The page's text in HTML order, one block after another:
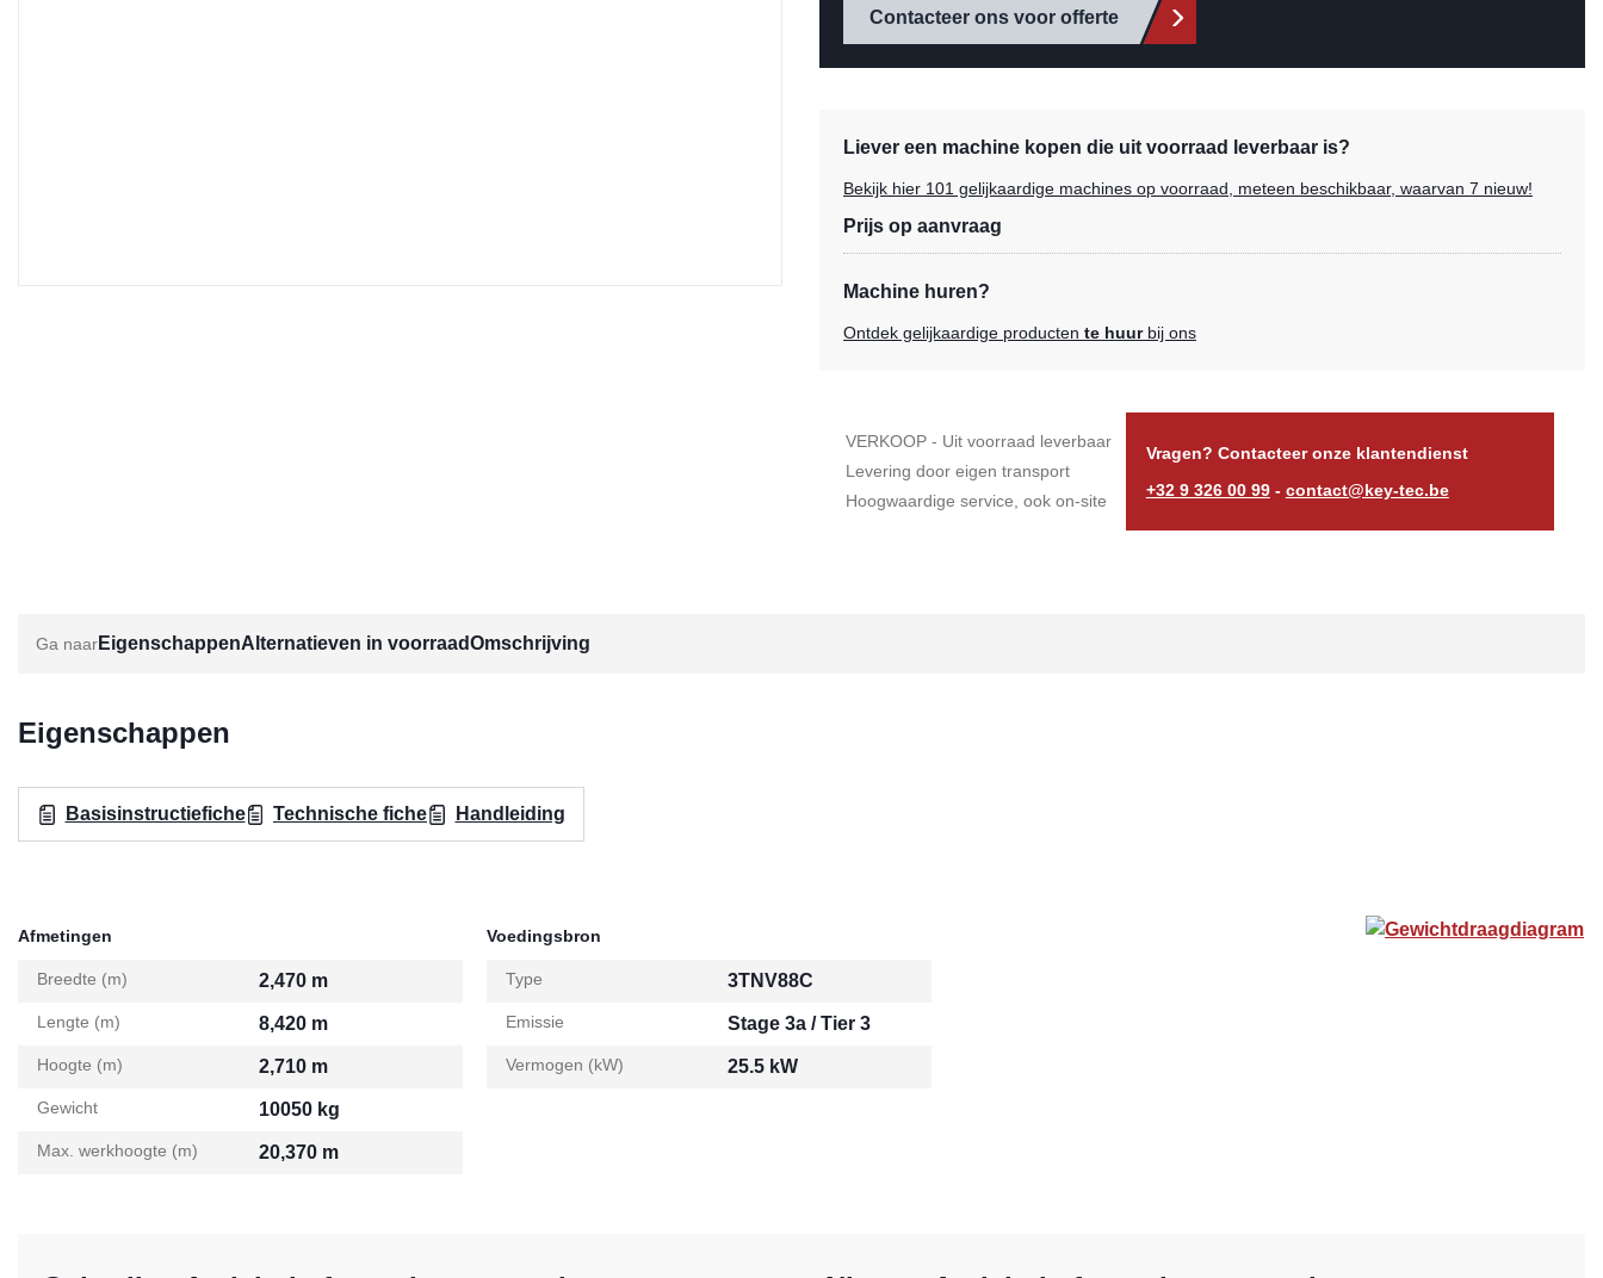
Contacteer ons voor offerte
Liever een machine kopen die uit voorraad leverbaar is?
Bekijk hier 101 gelijkaardige machines op voorraad, meteen beschikbaar, waarvan 7 nieuw!
Prijs op aanvraag
Machine huren?
Ontdek gelijkaardige producten te huurbij ons
VERKOOP - Uit voorraad leverbaar
Levering door eigen transport
Hoogwaardige service, ook on-site
Vragen? Contacteer onze klantendienst
+32 9 326 00 99- contact@key-tec.be
EigenschappenAlternatieven in voorraadOmschrijving
Eigenschappen
Basisinstructiefiche Technische fiche Handleiding
Afmetingen
Breedte (m) 2,470 m
Lengte (m) 8,420 m
Hoogte (m) 2,710 m
Gewicht 10050 kg
Max. werkhoogte (m) 20,370 m
Voedingsbron
Type 3TNV88C
Emissie Stage 3a / Tier 3
Vermogen (kW) 25.5 kW
Gewichtdraagdiagram